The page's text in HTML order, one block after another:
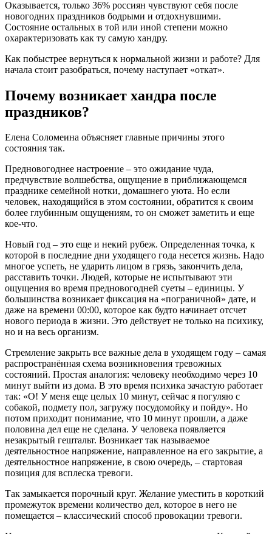
Оказывается, только 36% россиян чувствуют себя после
новогодних праздников бодрыми и отдохнувшими.
Состояние остальных в той или иной степени можно
охарактеризовать как ту самую хандру.
Как побыстрее вернуться к нормальной жизни и работе? Для
начала стоит разобраться, почему наступает «откат».
Почему возникает хандра после
праздников?
Елена Соломеина объясняет главные причины этого
состояния так.
Предновогоднее настроение – это ожидание чуда,
предчувствие волшебства, ощущение в приближающемся
празднике семейной нотки, домашнего уюта. Но если
человек, находящийся в этом состоянии, обратится к своим
более глубинным ощущениям, то он сможет заметить и еще
кое-что.
Новый год – это еще и некий рубеж. Определенная точка, к
которой в последние дни уходящего года несется жизнь. Надо
многое успеть, не ударить лицом в грязь, закончить дела,
расставить точки. Людей, которые не испытывают эти
ощущения во время предновогодней суеты – единицы. У
большинства возникает фиксация на «пограничной» дате, и
даже на времени 00:00, которое как будто начинает отсчет
нового периода в жизни. Это действует не только на психику,
но и на весь организм.
Стремление закрыть все важные дела в уходящем году – самая
распространённая схема возникновения тревожных
состояний. Простая аналогия: человеку необходимо через 10
минут выйти из дома. В это время психика зачастую работает
так: «О! У меня еще целых 10 минут, сейчас я погуляю с
собакой, подмету пол, загружу посудомойку и пойду». Но
потом приходит понимание, что 10 минут прошли, а даже
половина дел еще не сделана. У человека появляется
незакрытый гештальт. Возникает так называемое
деятельностное напряжение, направленное на его закрытие, а
деятельностное напряжение, в свою очередь, – стартовая
позиция для всплеска тревоги.
Так замыкается порочный круг. Желание уместить в короткий
промежуток времени количество дел, которое в него не
помещается – классический способ провокации тревоги.